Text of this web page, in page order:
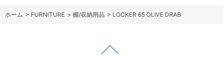
ホーム > FURNITURE > 棚/収納用品 > LOCKER 65 OLIVE DRAB